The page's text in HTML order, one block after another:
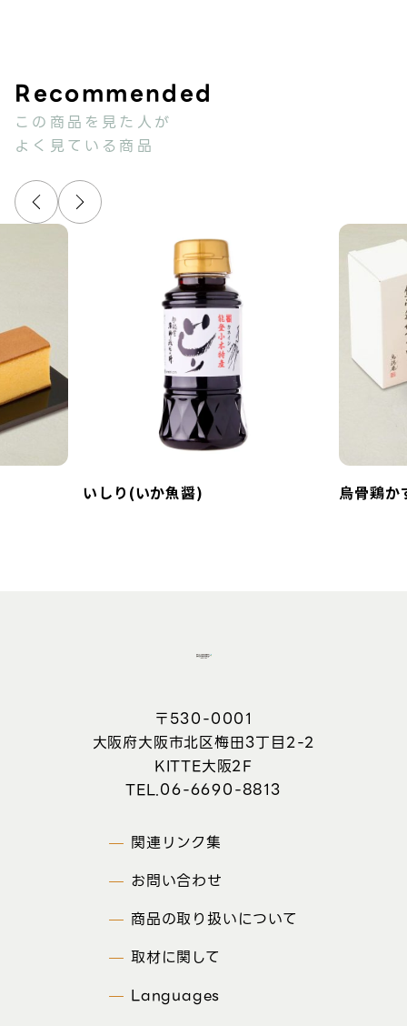
この商品を見た人が
よく見ている商品
いしり(いか魚醤) 烏骨鶏か
〒530-0001
大阪府大阪市北区梅田3丁目2-2
KITTE大阪2F
06-6690-8813
関連リンク集
お問い合わせ
商品の取り扱いについて
取材に関して
Languages